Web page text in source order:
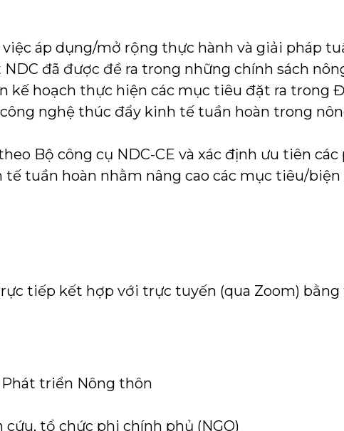
áp dụng/mở rộng thực hành và giải pháp
đã được đề ra trong những chính sách
kế hoạch thực hiện các mục tiêu đặt ra trong
nghệ thúc đẩy kinh tế tuần hoàn trong
Bộ công cụ NDC-CE và xác định ưu tiên các
tuần hoàn nhằm nâng cao các mục tiêu/biện
tiếp kết hợp với trực tuyến (qua Zoom)
triển Nông thôn
tổ chức phi chính phủ (NGO)